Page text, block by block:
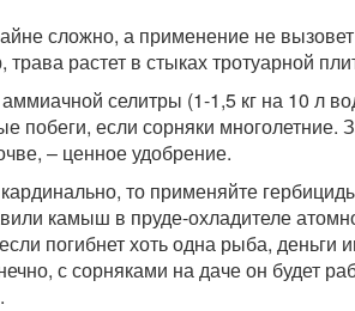
сложно, а применение не
растет в стыках тротуарной
селитры (1-1,5 кг на 10 л
побеги, если сорняки многолетние.
– ценное удобрение.
то применяйте
камыш в пруде-охладителе
погибнет хоть одна рыба, деньги
с сорняками на даче он будет